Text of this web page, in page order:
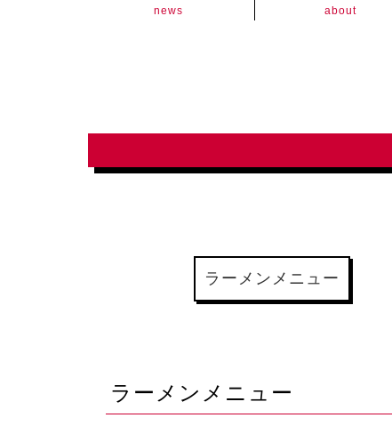
news about
ラーメンメニュー
ラーメンメニュー